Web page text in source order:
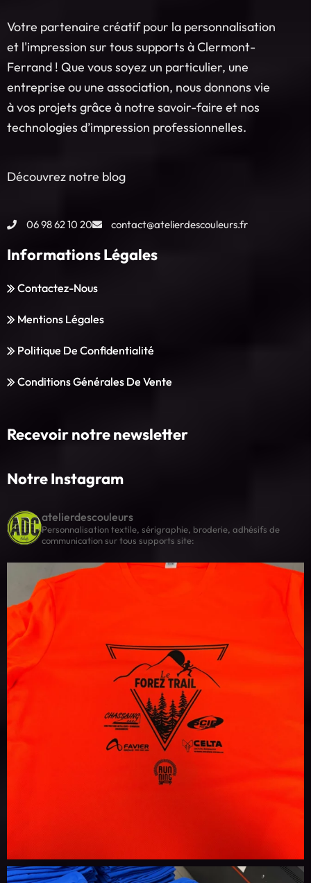
Votre partenaire créatif pour la personnalisation
et l'impression sur tous supports à Clermont-
Ferrand ! Que vous soyez un particulier, une
entreprise ou une association, nous donnons vie
à vos projets grâce à notre savoir-faire et nos
technologies d’impression professionnelles.
Découvrez notre blog
06 98 62 10 20 contact@atelierdescouleurs.fr
Informations Légales
Contactez-Nous
Mentions Légales
Politique De Confidentialité
Conditions Générales De Vente
Recevoir notre newsletter
Notre Instagram
atelierdescouleurs
Personnalisation textile, sérigraphie, broderie, adhésifs de
communication sur tous supports site: